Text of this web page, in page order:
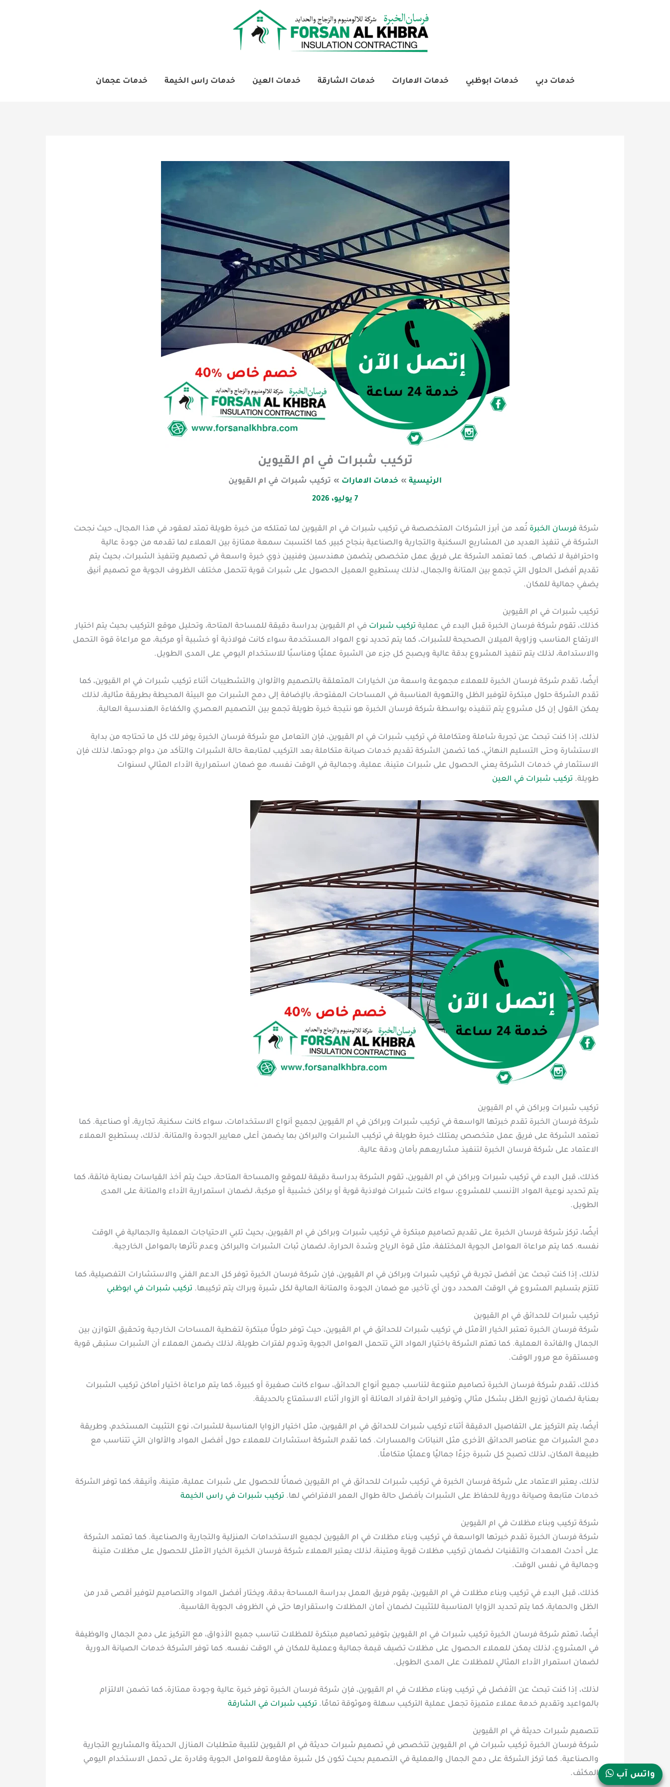
خدمات دبي خدمات ابوظبي خدمات الامارات خدمات الشارقة خدمات العين خدمات راس الخيمة خدمات عجمان
تركيب شبرات في ام القيوين
الرئيسية خدمات الامارات تركيب شبرات في ام القيوين
7 يوليو، 2026
شركة فرسان الخبرة تُعد من أبرز الشركات المتخصصة في تركيب شبرات في ام القيوين لما تمتلكه من خبرة طويلة تمتد لعقود في هذا المجال، حيث نجحت
الشركة في تنفيذ العديد من المشاريع السكنية والتجارية والصناعية بنجاح كبير، كما اكتسبت سمعة ممتازة بين العملاء لما تقدمه من جودة عالية
واحترافية لا تضاهى. كما تعتمد الشركة على فريق عمل متخصص يتضمن مهندسين وفنيين ذوي خبرة واسعة في تصميم وتنفيذ الشبرات، بحيث يتم
تقديم أفضل الحلول التي تجمع بين المتانة والجمال، لذلك يستطيع العميل الحصول على شبرات قوية تتحمل مختلف الظروف الجوية مع تصميم أنيق
يضفي جمالية للمكان.
تركيب شبرات في ام القيوين
كذلك، تقوم شركة فرسان الخبرة قبل البدء في عملية تركيب شبرات في ام القيوين بدراسة دقيقة للمساحة المتاحة، وتحليل موقع التركيب بحيث يتم اختيار
الارتفاع المناسب وزاوية الميلان الصحيحة للشبرات، كما يتم تحديد نوع المواد المستخدمة سواء كانت فولاذية أو خشبية أو مركبة، مع مراعاة قوة التحمل
والاستدامة، لذلك يتم تنفيذ المشروع بدقة عالية ويصبح كل جزء من الشبرة عمليًا ومناسبًا للاستخدام اليومي على المدى الطويل.
أيضًا، تقدم شركة فرسان الخبرة للعملاء مجموعة واسعة من الخيارات المتعلقة بالتصميم والألوان والتشطيبات أثناء تركيب شبرات في ام القيوين، كما
تقدم الشركة حلول مبتكرة لتوفير الظل والتهوية المناسبة في المساحات المفتوحة، بالإضافة إلى دمج الشبرات مع البيئة المحيطة بطريقة مثالية، لذلك
يمكن القول إن كل مشروع يتم تنفيذه بواسطة شركة فرسان الخبرة هو نتيجة خبرة طويلة تجمع بين التصميم العصري والكفاءة الهندسية العالية.
لذلك، إذا كنت تبحث عن تجربة شاملة ومتكاملة في تركيب شبرات في ام القيوين، فإن التعامل مع شركة فرسان الخبرة يوفر لك كل ما تحتاجه من بداية
الاستشارة وحتى التسليم النهائي، كما تضمن الشركة تقديم خدمات صيانة متكاملة بعد التركيب لمتابعة حالة الشبرات والتأكد من دوام جودتها، لذلك فإن
الاستثمار في خدمات الشركة يعني الحصول على شبرات متينة، عملية، وجمالية في الوقت نفسه، مع ضمان استمرارية الأداء المثالي لسنوات
طويلة. تركيب شبرات في العين
تركيب شبرات وبراكن في ام القيوين
شركة فرسان الخبرة تقدم خبرتها الواسعة في تركيب شبرات وبراكن في ام القيوين لجميع أنواع الاستخدامات، سواء كانت سكنية، تجارية، أو صناعية. كما
تعتمد الشركة على فريق عمل متخصص يمتلك خبرة طويلة في تركيب الشبرات والبراكن بما يضمن أعلى معايير الجودة والمتانة. لذلك، يستطيع العملاء
الاعتماد على شركة فرسان الخبرة لتنفيذ مشاريعهم بأمان ودقة عالية.
كذلك، قبل البدء في تركيب شبرات وبراكن في ام القيوين، تقوم الشركة بدراسة دقيقة للموقع والمساحة المتاحة، حيث يتم أخذ القياسات بعناية فائقة، كما
يتم تحديد نوعية المواد الأنسب للمشروع، سواء كانت شبرات فولاذية قوية أو براكن خشبية أو مركبة، لضمان استمرارية الأداء والمتانة على المدى
الطويل.
أيضًا، تركز شركة فرسان الخبرة على تقديم تصاميم مبتكرة في تركيب شبرات وبراكن في ام القيوين، بحيث تلبي الاحتياجات العملية والجمالية في الوقت
نفسه. كما يتم مراعاة العوامل الجوية المختلفة، مثل قوة الرياح وشدة الحرارة، لضمان ثبات الشبرات والبراكن وعدم تأثرها بالعوامل الخارجية.
لذلك، إذا كنت تبحث عن أفضل تجربة في تركيب شبرات وبراكن في ام القيوين، فإن شركة فرسان الخبرة توفر كل الدعم الفني والاستشارات التفصيلية، كما
تلتزم بتسليم المشروع في الوقت المحدد دون أي تأخير، مع ضمان الجودة والمتانة العالية لكل شبرة وبراك يتم تركيبها. تركيب شبرات في ابوظبي
تركيب شبرات للحدائق في ام القيوين
شركة فرسان الخبرة تعتبر الخيار الأمثل في تركيب شبرات للحدائق في ام القيوين، حيث توفر حلولًا مبتكرة لتغطية المساحات الخارجية وتحقيق التوازن بين
الجمال والفائدة العملية. كما تهتم الشركة باختيار المواد التي تتحمل العوامل الجوية وتدوم لفترات طويلة، لذلك يضمن العملاء أن الشبرات ستبقى قوية
ومستقرة مع مرور الوقت.
كذلك، تقدم شركة فرسان الخبرة تصاميم متنوعة لتناسب جميع أنواع الحدائق، سواء كانت صغيرة أو كبيرة، كما يتم مراعاة اختيار أماكن تركيب الشبرات
بعناية لضمان توزيع الظل بشكل مثالي وتوفير الراحة لأفراد العائلة أو الزوار أثناء الاستمتاع بالحديقة.
أيضًا، يتم التركيز على التفاصيل الدقيقة أثناء تركيب شبرات للحدائق في ام القيوين، مثل اختيار الزوايا المناسبة للشبرات، نوع التثبيت المستخدم، وطريقة
دمج الشبرات مع عناصر الحدائق الأخرى مثل النباتات والمسارات. كما تقدم الشركة استشارات للعملاء حول أفضل المواد والألوان التي تتناسب مع
طبيعة المكان، لذلك تصبح كل شبرة جزءًا جماليًا وعمليًا متكاملًا.
لذلك، يعتبر الاعتماد على شركة فرسان الخبرة في تركيب شبرات للحدائق في ام القيوين ضمانًا للحصول على شبرات عملية، متينة، وأنيقة، كما توفر الشركة
خدمات متابعة وصيانة دورية للحفاظ على الشبرات بأفضل حالة طوال العمر الافتراضي لها. تركيب شبرات في راس الخيمة
شركة تركيب وبناء مظلات في ام القيوين
شركة فرسان الخبرة تقدم خبرتها الواسعة في تركيب وبناء مظلات في ام القيوين لجميع الاستخدامات المنزلية والتجارية والصناعية. كما تعتمد الشركة
على أحدث المعدات والتقنيات لضمان تركيب مظلات قوية ومتينة، لذلك يعتبر العملاء شركة فرسان الخبرة الخيار الأمثل للحصول على مظلات متينة
وجمالية في نفس الوقت.
كذلك، قبل البدء في تركيب وبناء مظلات في ام القيوين، يقوم فريق العمل بدراسة المساحة بدقة، ويختار أفضل المواد والتصاميم لتوفير أقصى قدر من
الظل والحماية، كما يتم تحديد الزوايا المناسبة للتثبيت لضمان أمان المظلات واستقرارها حتى في الظروف الجوية القاسية.
أيضًا، تهتم شركة فرسان الخبرة تركيب شبرات في ام القيوين بتوفير تصاميم مبتكرة للمظلات تناسب جميع الأذواق، مع التركيز على دمج الجمال والوظيفة
في المشروع، لذلك يمكن للعملاء الحصول على مظلات تضيف قيمة جمالية وعملية للمكان في الوقت نفسه. كما توفر الشركة خدمات الصيانة الدورية
لضمان استمرار الأداء المثالي للمظلات على المدى الطويل.
لذلك، إذا كنت تبحث عن الأفضل في تركيب وبناء مظلات في ام القيوين، فإن شركة فرسان الخبرة توفر خبرة عالية وجودة ممتازة، كما تضمن الالتزام
بالمواعيد وتقديم خدمة عملاء متميزة تجعل عملية التركيب سهلة وموثوقة تمامًا. تركيب شبرات في الشارقة
تتصميم شبرات حديثة في ام القيوين
شركة فرسان الخبرة تركيب شبرات في ام القيوين تتخصص في تصميم شبرات حديثة في ام القيوين لتلبية متطلبات المنازل الحديثة والمشاريع التجارية
والصناعية. كما تركز الشركة على دمج الجمال والعملية في التصميم بحيث تكون كل شبرة مقاومة للعوامل الجوية وقادرة على تحمل الاستخدام اليومي
المكثف.
واتس آب